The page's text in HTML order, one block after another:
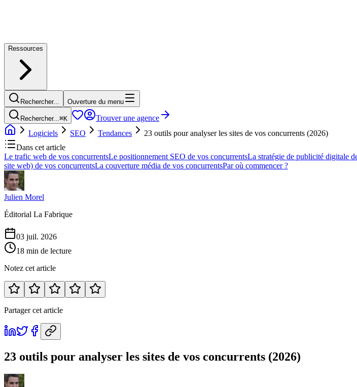
Ressources
Rechercher... Ouverture du menu
Rechercher...⌘K
Trouver une agence
Logiciels
SEO Tendances
23 outils pour analyser les sites de vos concurrents (2026)
Dans cet article
Le trafic web de vos concurrentsLe positionnement SEO de vos concurrentsLa stratégie de publicité digitale
site web) de vos concurrentsLa couverture média de vos concurrentsPar où commencer ?
Julien Morel
Éditorial La Fabrique
03 juil. 2026
18 min de lecture
Notez cet article
Partager cet article
23 outils pour analyser les sites de vos concurrents (2026)